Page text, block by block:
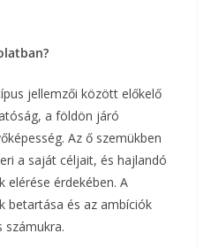
jellemzői között előkelő
a földön járó
Az ő szemükben
a saját céljait, és hajlandó
elérése érdekében. A
betartása és az ambíciók